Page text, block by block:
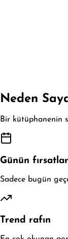
Neden
Bir kütüphanenin
Günün
Sadece bugün
Trend rafın